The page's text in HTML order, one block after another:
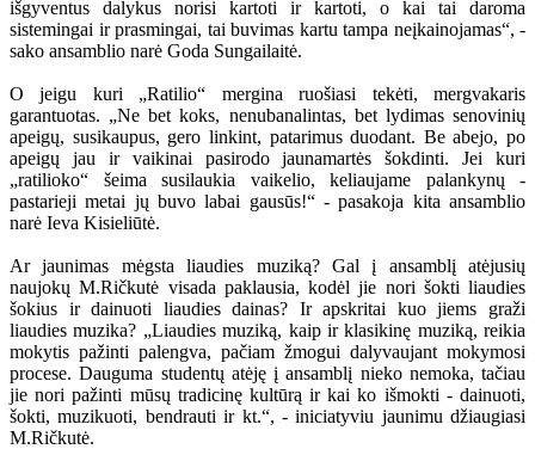
išgyventus dalykus norisi kartoti ir kartoti, o kai tai daroma
sistemingai ir prasmingai, tai buvimas kartu tampa neįkainojamas“, -
sako ansamblio narė Goda Sungailaitė.
O jeigu kuri „Ratilio“ mergina ruošiasi tekėti, mergvakaris
garantuotas. „Ne bet koks, nenubanalintas, bet lydimas senovinių
apeigų, susikaupus, gero linkint, patarimus duodant. Be abejo, po
apeigų jau ir vaikinai pasirodo jaunamartės šokdinti. Jei kuri
„ratilioko“ šeima susilaukia vaikelio, keliaujame palankynų -
pastarieji metai jų buvo labai gausūs!“ - pasakoja kita ansamblio
narė Ieva Kisieliūtė.
Ar jaunimas mėgsta liaudies muziką? Gal į ansamblį atėjusių
naujokų M.Ričkutė visada paklausia, kodėl jie nori šokti liaudies
šokius ir dainuoti liaudies dainas? Ir apskritai kuo jiems graži
liaudies muzika? „Liaudies muziką, kaip ir klasikinę muziką, reikia
mokytis pažinti palengva, pačiam žmogui dalyvaujant mokymosi
procese. Dauguma studentų atėję į ansamblį nieko nemoka, tačiau
jie nori pažinti mūsų tradicinę kultūrą ir kai ko išmokti - dainuoti,
šokti, muzikuoti, bendrauti ir kt.“, - iniciatyviu jaunimu džiaugiasi
M.Ričkutė.